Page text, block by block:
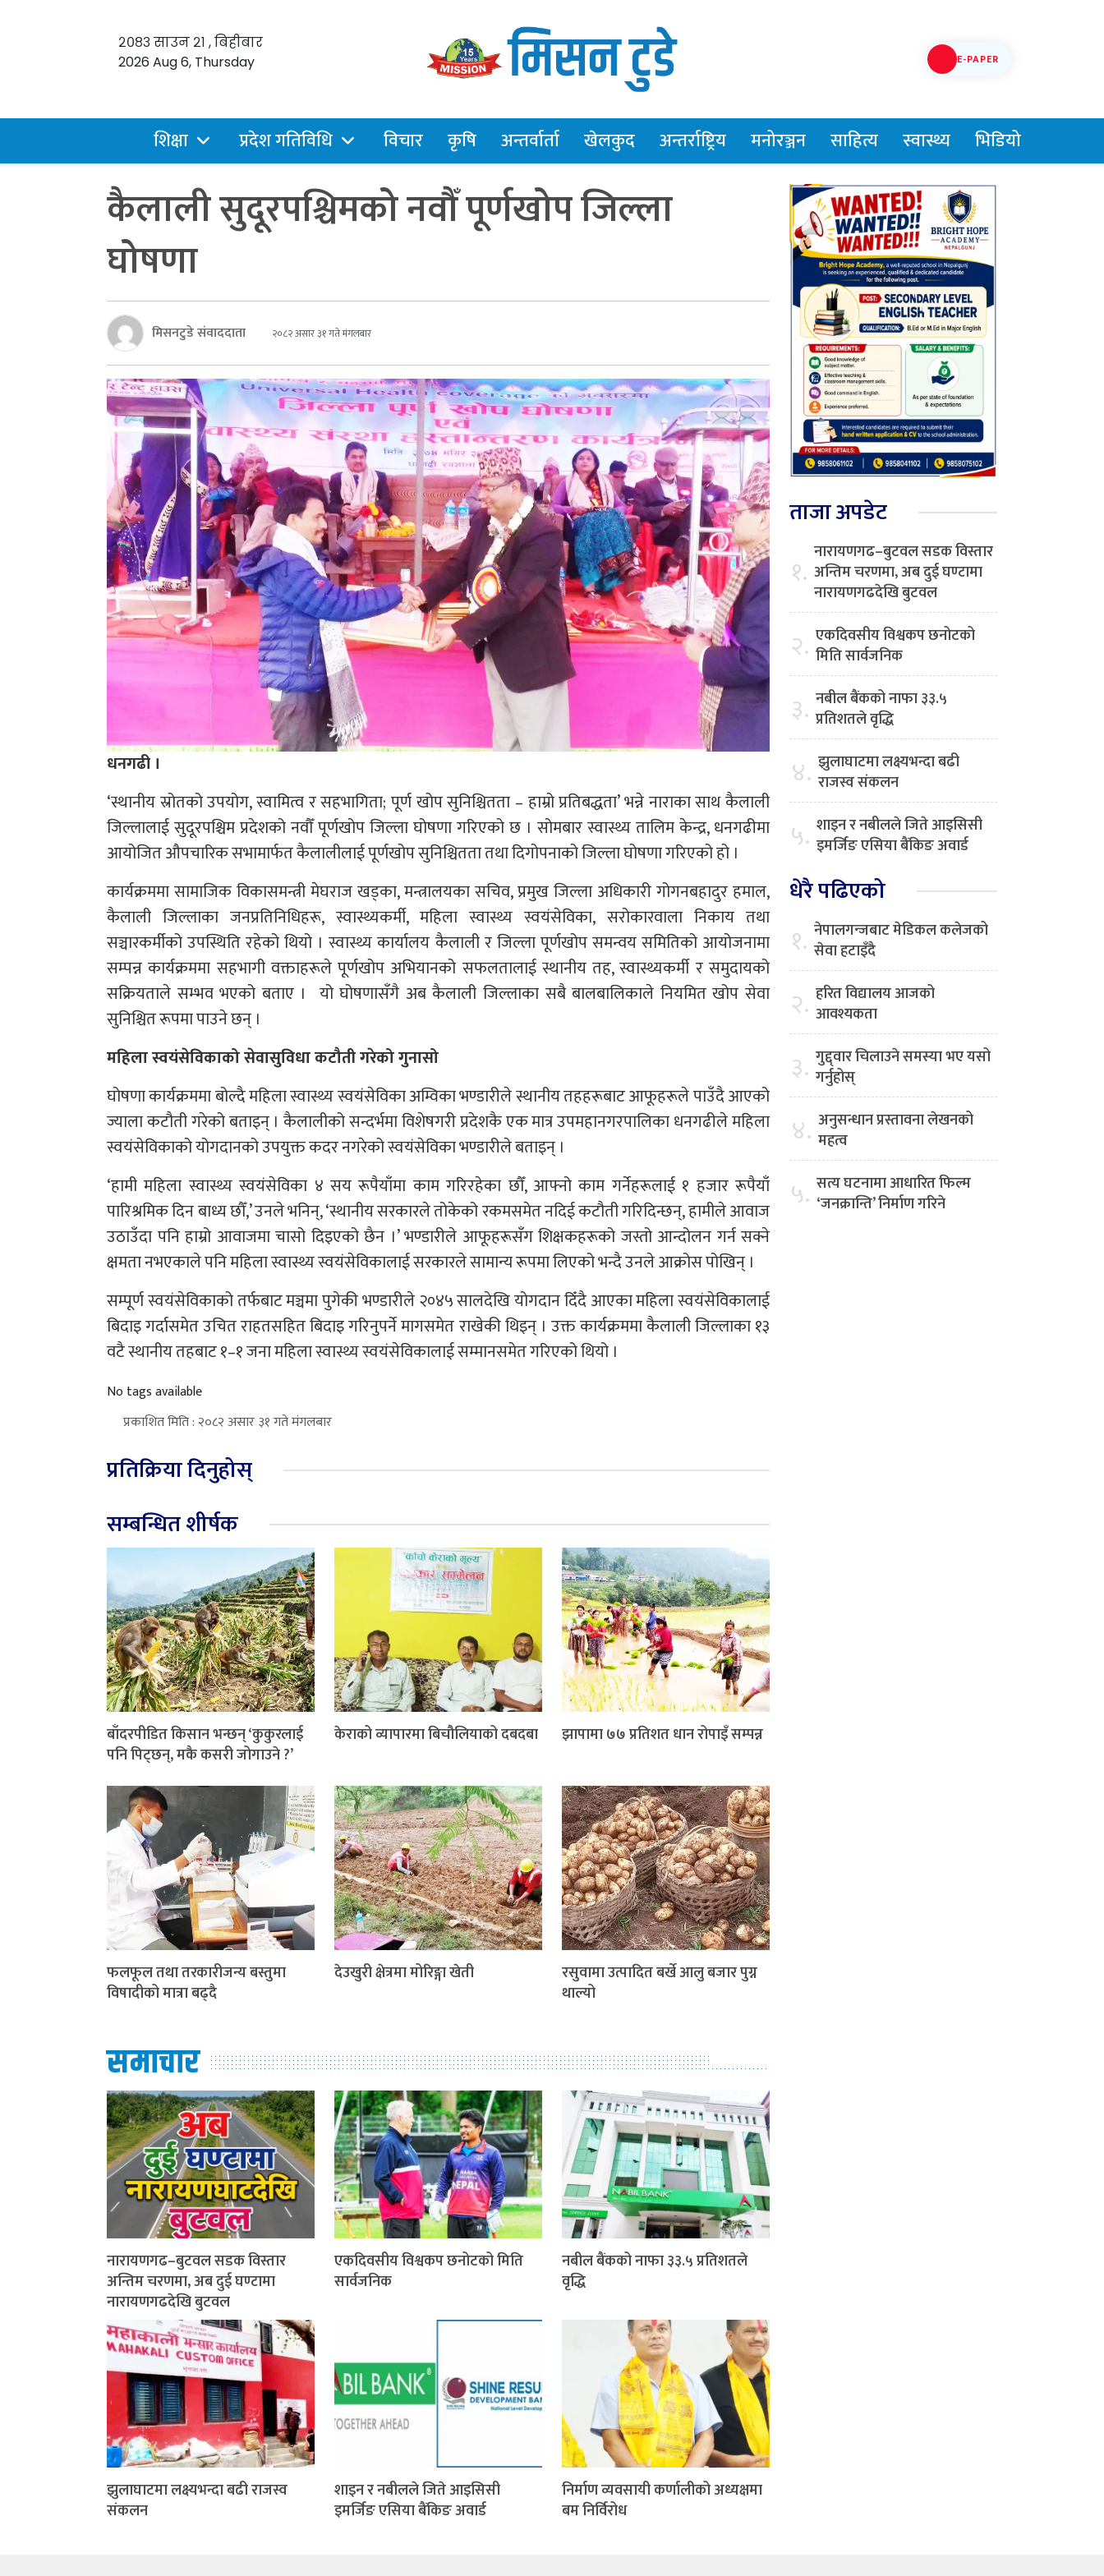
२०८३ साउन २१ , बिहीबार
2026 Aug 6, Thursday
E-PAPER
शिक्षा प्रदेश गतिविधि विचार कृषि अन्तर्वार्ता खेलकुद अन्तर्राष्ट्रिय मनोरञ्जन साहित्य स्वास्थ्य भिडियो
कैलाली सुदूरपश्चिमको नवौँ पूर्णखोप जिल्ला
घोषणा
मिसनटुडे संवाददाता २०८२ असार ३१ गते मंगलबार
धनगढी ।
‘स्थानीय स्रोतको उपयोग, स्वामित्व र सहभागिता; पूर्ण खोप सुनिश्चितता – हाम्रो प्रतिबद्धता’ भन्ने नाराका साथ कैलाली
जिल्लालाई सुदूरपश्चिम प्रदेशको नवौँ पूर्णखोप जिल्ला घोषणा गरिएको छ । सोमबार स्वास्थ्य तालिम केन्द्र, धनगढीमा
आयोजित औपचारिक सभामार्फत कैलालीलाई पूर्णखोप सुनिश्चितता तथा दिगोपनाको जिल्ला घोषणा गरिएको हो ।
कार्यक्रममा सामाजिक विकासमन्त्री मेघराज खड्का, मन्त्रालयका सचिव, प्रमुख जिल्ला अधिकारी गोगनबहादुर हमाल,
कैलाली जिल्लाका जनप्रतिनिधिहरू, स्वास्थ्यकर्मी, महिला स्वास्थ्य स्वयंसेविका, सरोकारवाला निकाय तथा
सञ्चारकर्मीको उपस्थिति रहेको थियो । स्वास्थ्य कार्यालय कैलाली र जिल्ला पूर्णखोप समन्वय समितिको आयोजनामा
सम्पन्न कार्यक्रममा सहभागी वक्ताहरूले पूर्णखोप अभियानको सफलतालाई स्थानीय तह, स्वास्थ्यकर्मी र समुदायको
सक्रियताले सम्भव भएको बताए । यो घोषणासँगै अब कैलाली जिल्लाका सबै बालबालिकाले नियमित खोप सेवा
सुनिश्चित रूपमा पाउने छन् ।
महिला स्वयंसेविकाको सेवासुविधा कटौती गरेको गुनासो
घोषणा कार्यक्रममा बोल्दै महिला स्वास्थ्य स्वयंसेविका अम्विका भण्डारीले स्थानीय तहहरूबाट आफूहरूले पाउँदै आएको
ज्याला कटौती गरेको बताइन् । कैलालीको सन्दर्भमा विशेषगरी प्रदेशकै एक मात्र उपमहानगरपालिका धनगढीले महिला
स्वयंसेविकाको योगदानको उपयुक्त कदर नगरेको स्वयंसेविका भण्डारीले बताइन् ।
‘हामी महिला स्वास्थ्य स्वयंसेविका ४ सय रूपैयाँमा काम गरिरहेका छौँ, आफ्नो काम गर्नेहरूलाई १ हजार रूपैयाँ
पारिश्रमिक दिन बाध्य छौँ,’ उनले भनिन्, ‘स्थानीय सरकारले तोकेको रकमसमेत नदिई कटौती गरिदिन्छन्, हामीले आवाज
उठाउँदा पनि हाम्रो आवाजमा चासो दिइएको छैन ।’ भण्डारीले आफूहरूसँग शिक्षकहरूको जस्तो आन्दोलन गर्न सक्ने
क्षमता नभएकाले पनि महिला स्वास्थ्य स्वयंसेविकालाई सरकारले सामान्य रूपमा लिएको भन्दै उनले आक्रोस पोखिन् ।
सम्पूर्ण स्वयंसेविकाको तर्फबाट मञ्चमा पुगेकी भण्डारीले २०४५ सालदेखि योगदान दिँदै आएका महिला स्वयंसेविकालाई
बिदाइ गर्दासमेत उचित राहतसहित बिदाइ गरिनुपर्ने मागसमेत राखेकी थिइन् । उक्त कार्यक्रममा कैलाली जिल्लाका १३
वटै स्थानीय तहबाट १–१ जना महिला स्वास्थ्य स्वयंसेविकालाई सम्मानसमेत गरिएको थियो ।
No tags available
प्रकाशित मिति : २०८२ असार ३१ गते मंगलबार
प्रतिक्रिया दिनुहोस्
सम्बन्धित शीर्षक
बाँदरपीडित किसान भन्छन् ‘कुकुरलाई
पनि पिट्छन्, मकै कसरी जोगाउने ?’
केराको व्यापारमा बिचौलियाको दबदबा झापामा ७७ प्रतिशत धान रोपाइँ सम्पन्न
फलफूल तथा तरकारीजन्य बस्तुमा
विषादीको मात्रा बढ्दै
देउखुरी क्षेत्रमा मोरिङ्गा खेती
रसुवामा उत्पादित बर्खे आलु बजार पुग्न
थाल्यो
समाचार
नारायणगढ–बुटवल सडक विस्तार
अन्तिम चरणमा, अब दुई घण्टामा
नारायणगढदेखि बुटवल
एकदिवसीय विश्वकप छनोटको मिति
सार्वजनिक
नबील बैंकको नाफा ३३.५ प्रतिशतले
वृद्धि
झुलाघाटमा लक्ष्यभन्दा बढी राजस्व
संकलन
शाइन र नबीलले जिते आइसिसी
इमर्जिङ एसिया बैंकिङ अवार्ड
निर्माण व्यवसायी कर्णालीको अध्यक्षमा
बम निर्विरोध
ताजा अपडेट
१. नारायणगढ–बुटवल सडक विस्तार
अन्तिम चरणमा, अब दुई घण्टामा
नारायणगढदेखि बुटवल
२. एकदिवसीय विश्वकप छनोटको
मिति सार्वजनिक
३. नबील बैंकको नाफा ३३.५
प्रतिशतले वृद्धि
४. झुलाघाटमा लक्ष्यभन्दा बढी
राजस्व संकलन
५. शाइन र नबीलले जिते आइसिसी
इमर्जिङ एसिया बैंकिङ अवार्ड
धेरै पढिएको
१. नेपालगन्जबाट मेडिकल कलेजको
सेवा हटाइँदै
२. हरित विद्यालय आजको
आवश्यकता
३. गुद्द्वार चिलाउने समस्या भए यसो
गर्नुहोस्
४. अनुसन्धान प्रस्तावना लेखनको
महत्व
५. सत्य घटनामा आधारित फिल्म
‘जनक्रान्ति’ निर्माण गरिने